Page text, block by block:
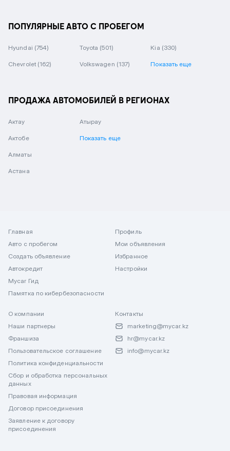
ПОПУЛЯРНЫЕ АВТО С ПРОБЕГОМ
Hyundai (754) Toyota (501) Kia (330)
Chevrolet (162) Volkswagen (137) Показать еще
ПРОДАЖА АВТОМОБИЛЕЙ В РЕГИОНАХ
Актау
Актобе
Алматы
Астана
Атырау
Показать еще
Главная
Авто с пробегом
Создать объявление
Автокредит
Mycar Гид
Памятка по кибербезопасности
Профиль
Мои объявления
Избранное
Настройки
О компании
Наши партнеры
Франшиза
Пользовательское соглашение
Политика конфиденциальности
Сбор и обработка персональных
данных
Правовая информация
Договор присоединения
Заявление к договору
присоединения
Контакты
marketing@mycar.kz
hr@mycar.kz
info@mycar.kz